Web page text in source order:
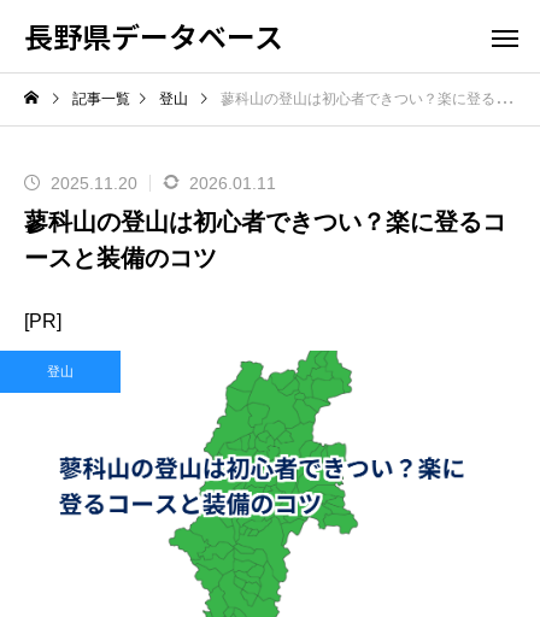
長野県データベース
記事一覧 登山 蓼科山の登山は初心者できつい？楽に登るコースと装備のコツ
2025.11.20 2026.01.11
蓼科山の登山は初心者できつい？楽に登るコ
ースと装備のコツ
[PR]
登山